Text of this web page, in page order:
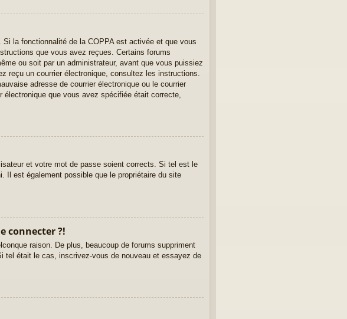
la fonctionnalité de la COPPA est activée et que vous
que vous avez reçues. Certains forums
ou soit par un administrateur, avant que vous puissiez
reçu un courrier électronique, consultez les instructions.
adresse de courrier électronique ou le courrier
que vous avez spécifiée était correcte,
et votre mot de passe soient corrects. Si tel est le
Il est également possible que le propriétaire du site
connecter ?!
raison. De plus, beaucoup de forums suppriment
tel était le cas, inscrivez-vous de nouveau et essayez de